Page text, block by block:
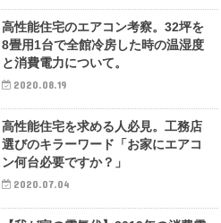
高性能住宅のエアコン考察。32坪を
8畳用1台で全館冷房した時の温湿度
と消費電力について。
2020.08.19
高性能住宅を求める人必見。工務店
選びのキラーワード「お家にエアコ
ン何台必要ですか？」
2020.07.04